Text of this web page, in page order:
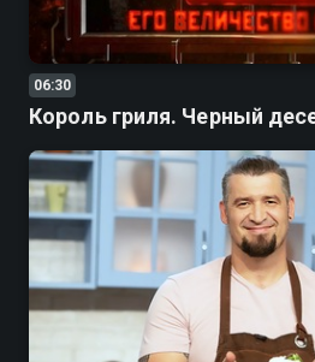
06:30
Король гриля. Черный